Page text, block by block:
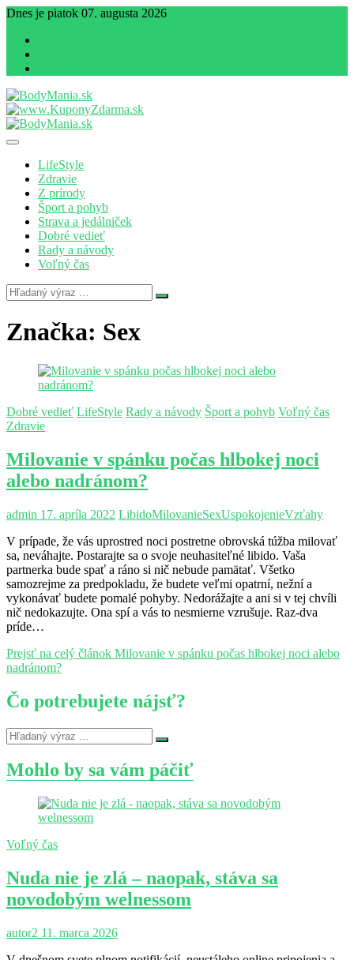
Dnes je piatok 07. augusta 2026
BodyMania.sk
Magazín zdravia a životného štýlu
LifeStyle
Zdravie
Z prírody
Šport a pohyb
Strava a jedálniček
Dobré vedieť
Rady a návody
Voľný čas
Značka: Sex
Dobré vedieť LifeStyle Rady a návody Šport a pohyb Voľný čas
Zdravie
Milovanie v spánku počas hlbokej noci
alebo nadránom?
admin 17. apríla 2022 LibidoMilovanieSexUspokojenieVzťahy
V prípade, že vás uprostred noci postretne obrovská túžba milovať
sa, neváhajte. Postarajte sa o svoje neuhasiteľné libido. Vaša
partnerka bude spať a ráno si nič nebude pamätať. Všetko
samozrejme za predpokladu, že budete veľmi opatrní, nežní a
vykonávať budete pomalé pohyby. Nedorážajte a ani si v tej chvíli
nič nedokazujte. Ona spí a vás to nesmierne vzrušuje. Raz-dva
príde…
Prejsť na celý článok Milovanie v spánku počas hlbokej noci alebo
nadránom?
Čo potrebujete nájsť?
Mohlo by sa vám páčiť
Voľný čas
Nuda nie je zlá – naopak, stáva sa
novodobým welnessom
autor2 11. marca 2026